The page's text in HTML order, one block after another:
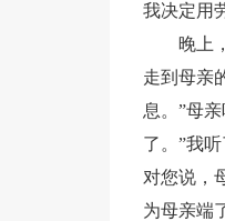
我决定用
晚上
走到母亲
息。”母
了。”我
对您说，
为母亲端